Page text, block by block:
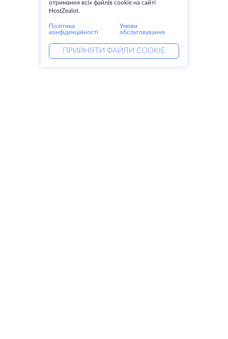
отримання всіх файлів cookie на сайті
HostZealot.
Політика
конфіденційності
Умови
обслуговування
ПРИЙНЯТИ ФАЙЛИ COOKIE